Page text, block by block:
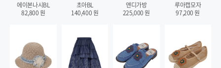
에이본나시BL
82,800원
초아BL
140,400원
앤디가방
225,000원
루아캡모자
97,200원